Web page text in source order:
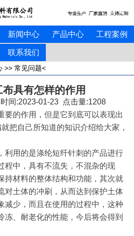
新闻中心 产品中心 工程案例
联系我们
>> 常见问题<
具有怎样的作用
间:2023-01-23 点击量:1208
要的作用，但是它到底可以表现出
把自己所知道的知识介绍给大家，
利用的是涤纶短纤针刺的产品进行
程中，具有不流失，不混杂的现
持材料的整体结构和功能，其次就
对土体的冲刷，从而达到保护土体
减少，而且在使用的过程中，这种
冻、耐老化的性能，今后将会得到